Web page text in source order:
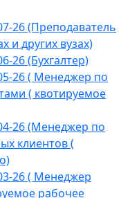
(Преподаватель
и других вузах)
(Бухгалтер)
26 ( Менеджер по
( квотируемое
26 (Менеджер по
клиентов (
26 ( Менеджер
рабочее